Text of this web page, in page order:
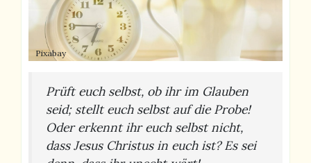
Pixabay
Prüft euch selbst, ob ihr im Glauben
seid; stellt euch selbst auf die Probe!
Oder erkennt ihr euch selbst nicht,
dass Jesus Christus in euch ist? Es sei